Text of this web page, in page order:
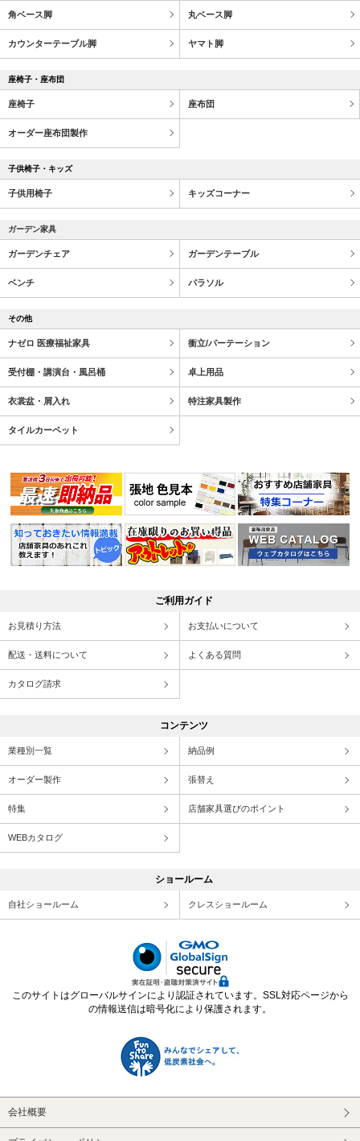
角ベース脚 丸ベース脚
カウンターテーブル脚 ヤマト脚
座椅子・座布団
座椅子 座布団
オーダー座布団製作
子供椅子・キッズ
子供用椅子 キッズコーナー
ガーデン家具
ガーデンチェア ガーデンテーブル
ベンチ パラソル
その他
ナゼロ 医療福祉家具 衝立/パーテーション
受付棚・講演台・風呂桶 卓上用品
衣裳盆・屑入れ 特注家具製作
タイルカーペット
ご利用ガイド
お見積り方法 お支払いについて
配送・送料について よくある質問
カタログ請求
コンテンツ
業種別一覧 納品例
オーダー製作 張替え
特集 店舗家具選びのポイント
WEBカタログ
ショールーム
自社ショールーム クレスショールーム
このサイトはグローバルサインにより認証されています。SSL対応ページから
の情報送信は暗号化により保護されます。
会社概要